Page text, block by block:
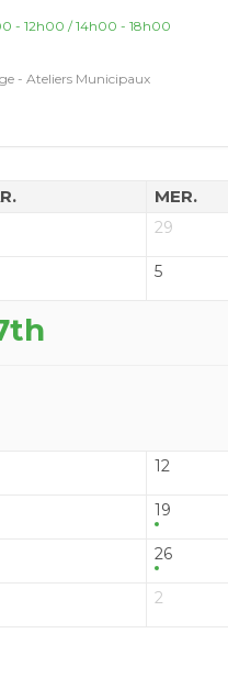
- 12h00 / 14h00 - 18h00
- Ateliers Municipaux
MER.
29
5
12
19
26
2